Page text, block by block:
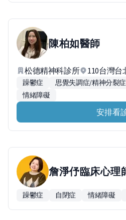
陳柏如醫師
松德精神科診所 110台灣台
躁鬱症 思覺失調症/精神分裂症
情緒障礙
安排看
詹淨伃臨床心理
躁鬱症 自閉症 情緒障礙